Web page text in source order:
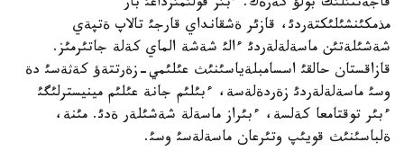
قاجةتتئلئك بولؤ كةرةك. ءبئز قولئمئزداعئ بار
مذمكئنشئلئكتةردئ، قازئر ةشقانداي قارجئ تالاپ ةتپةي
شةشئلةتئن ماسةلةلةردئ ءالئ شةشة الماي كةلة جاتئرمئز.
قازاقستان حالقئ اسسامبلةياسئنئث عئلئمي-زةرتتةؤ كةثةسئ دة
وسئ ماسةلةلةردئ زةردةلةسة، ءبئلئم جانة عئلئم مينيسترلئگئ
ءبئر توقتامعا كةلسة، ءبئراز ماسةلة شةشئلةر ةدئ. مئنة،
ةلباسئنئث قويئپ وتئرعان ماسةلةسئ وسئ.